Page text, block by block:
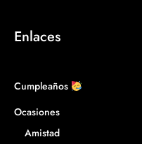
Enlaces
Cumpleaños
Ocasiones
Amistad